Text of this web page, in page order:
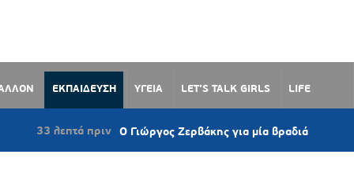
ΕΚΠΑΙΔΕΥΣΗ ΥΓΕΙΑ LET’S TALK GIRLS LIFE
πριν Ο Γιώργος Ζερβάκης για μία βραδιά στο Γαλανάδο Νάξου